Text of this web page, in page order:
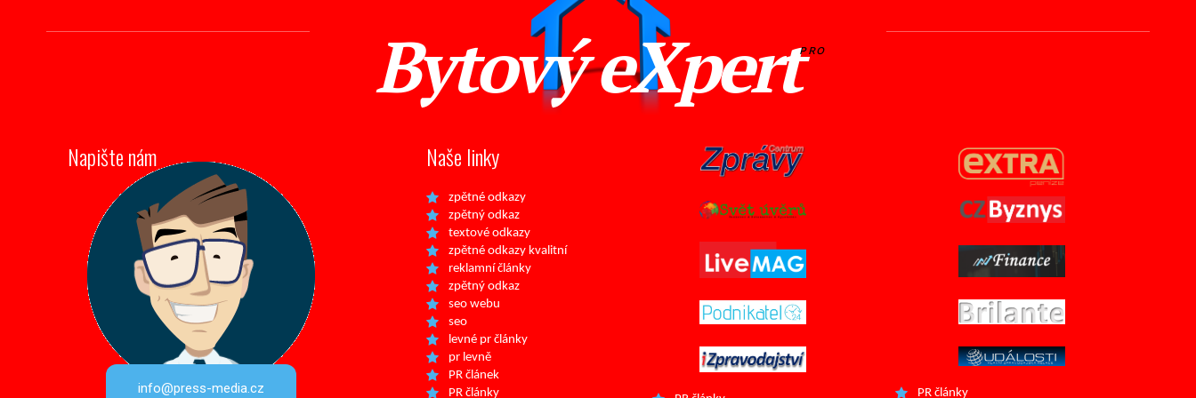
Bytový eXpertPRO
Napište nám
info@press-media.cz
Naše linky
zpětné odkazy
zpětný odkaz
textové odkazy
zpětné odkazy kvalitní
reklamní články
zpětný odkaz
seo webu
seo
levné pr články
pr levně
PR článek
PR články
PR články